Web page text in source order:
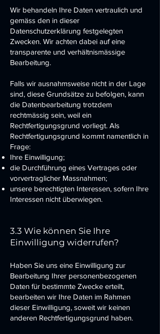
Wir behandeln Ihre Daten vertraulich und
gemäss den in dieser
Datenschutzerklärung festgelegten
Zwecken. Wir achten dabei auf eine
transparente und verhältnismässige
Bearbeitung.
Falls wir ausnahmsweise nicht in der Lage
sind, diese Grundsätze zu befolgen, kann
die Datenbearbeitung trotzdem
rechtmässig sein, weil ein
Rechtfertigungsgrund vorliegt. Als
Rechtfertigungsgrund kommt namentlich in
Frage:
Ihre Einwilligung;
die Durchführung eines Vertrages oder
vorvertraglicher Massnahmen;
unsere berechtigten Interessen, sofern Ihre
Interessen nicht überwiegen.
3.3 Wie können Sie Ihre
Einwilligung widerrufen?
Haben Sie uns eine Einwilligung zur
Bearbeitung Ihrer personenbezogenen
Daten für bestimmte Zwecke erteilt,
bearbeiten wir Ihre Daten im Rahmen
dieser Einwilligung, soweit wir keinen
anderen Rechtfertigungsgrund haben.